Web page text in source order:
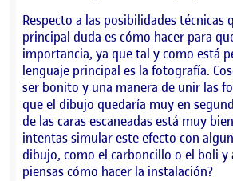
Respecto a las posibilidades técnicas
principal duda es cómo hacer para
importancia, ya que tal y como está
lenguaje principal es la fotografía.
ser bonito y una manera de unir las
que el dibujo quedaría muy en
de las caras escaneadas está muy
intentas simular este efecto con
dibujo, como el carboncillo o el boli
piensas cómo hacer la instalación?